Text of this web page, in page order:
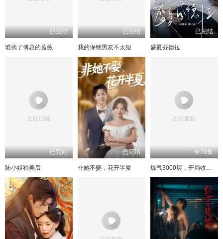
已完结
谁摘了傅总的蔷薇
已完结
我的保镖男友不太狠
已完结
盛夏芬德拉
已完结
陆小姐独美后
已完结
非她不娶，花开半夏
全78集
炼气3000层，开局收女帝为徒